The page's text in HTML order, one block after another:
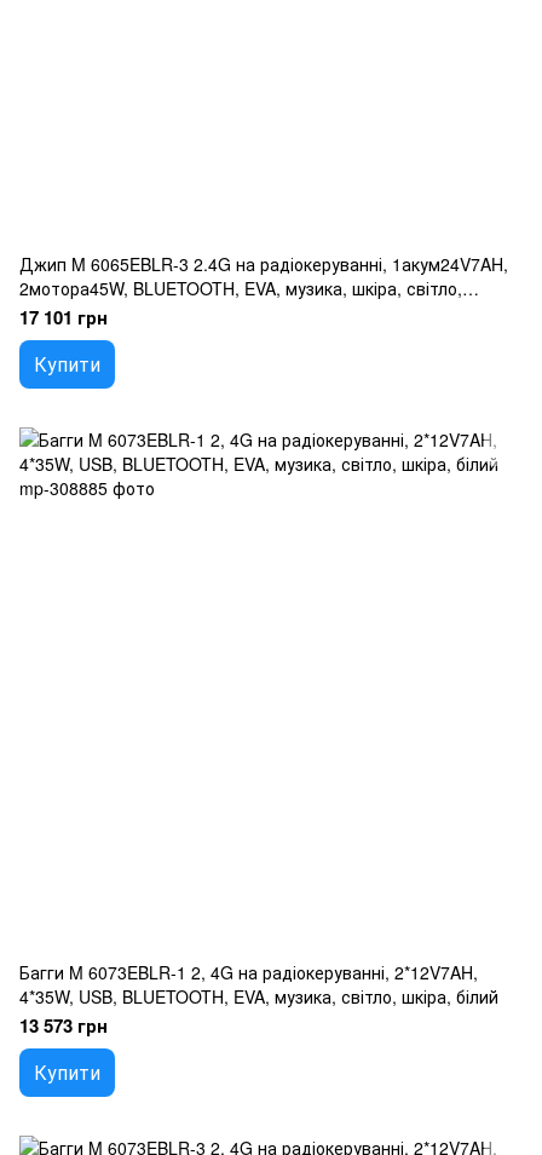
Джип M 6065EBLR-3 2.4G на радіокеруванні, 1акум24V7AH,
2мотора45W, BLUETOOTH, EVA, музика, шкіра, світло,
червоний
17 101 грн
Купити
Багги M 6073EBLR-1 2, 4G на радіокеруванні, 2*12V7AH,
4*35W, USB, BLUETOOTH, EVA, музика, світло, шкіра, білий
13 573 грн
Купити